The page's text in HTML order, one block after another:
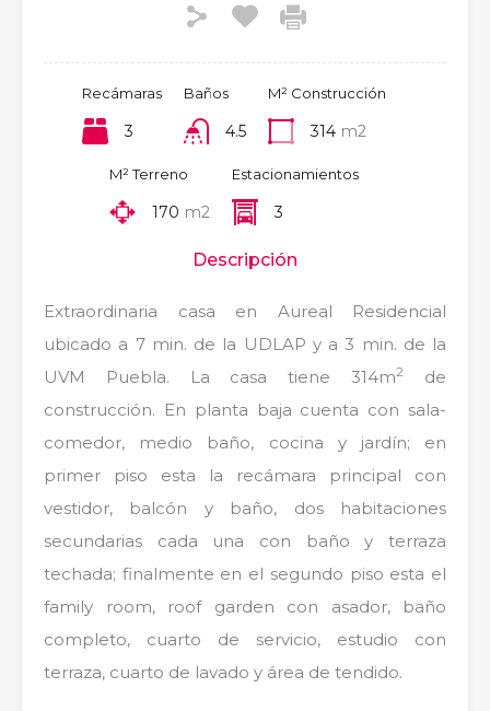
Recámaras
3
Baños
4.5
M² Construcción
314 m2
M² Terreno
170 m2
Estacionamientos
3
Descripción
Extraordinaria casa en Aureal Residencial
ubicado a 7 min. de la UDLAP y a 3 min. de la
UVM Puebla. La casa tiene 314m2
de
construcción. En planta baja cuenta con sala-
comedor, medio baño, cocina y jardín; en
primer piso esta la recámara principal con
vestidor, balcón y baño, dos habitaciones
secundarias cada una con baño y terraza
techada; finalmente en el segundo piso esta el
family room, roof garden con asador, baño
completo, cuarto de servicio, estudio con
terraza, cuarto de lavado y área de tendido.